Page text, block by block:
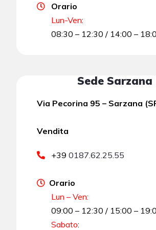
Orario
Lun-Ven:
08:30 – 12:30 / 14:00 –
Sede Sarzana
Via Pecorina 95 – Sarzana
Vendita
+390187.62.25.55
Orario
Lun – Ven:
09:00 – 12:30 / 15:00 –
Sabato: